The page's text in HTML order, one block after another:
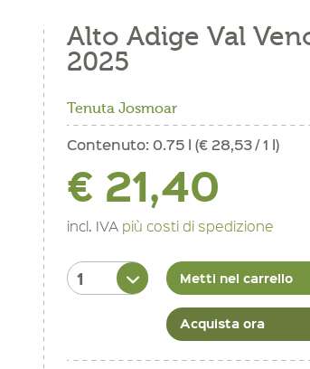
Alto Adige Val
2025
Tenuta Josmoar
Contenuto:0.75 l (€ 28,53 / 1 l)
€ 21,40
incl. IVA più costi di spedizione
Metti nel carrello
Acquista ora